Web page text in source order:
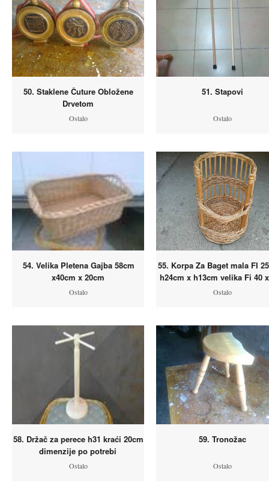
50. Staklene Čuture Obložene
Drvetom
Ostalo
51. Stapovi
Ostalo
54. Velika Pletena Gajba 58cm
x40cm x 20cm
Ostalo
55. Korpa Za Baget mala FI
h24cm x h13cm velika Fi 40
Ostalo
58. Držač za perece h31 kraći 20cm
dimenzije po potrebi
Ostalo
59. Tronožac
Ostalo